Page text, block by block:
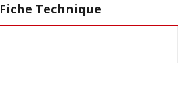
Fiche Technique